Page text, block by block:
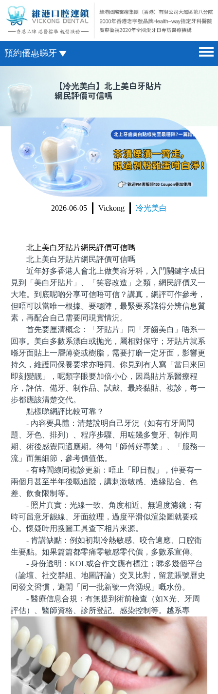
預約優惠睇牙
醫院簡介 hospital introduction
醫生介紹 doctor introduction
醫療新聞 medical news
種植牙 dental implant
箍牙 orthodontics
收費標準 change standard
微信預約
WhatsApp預約
【冷光美白】北上美白牙貼片
網民評價可信嗎
2026-06-05 Vickong 冷光美白
北上美白牙貼片網民評價可信嗎
北上美白牙貼片網民評價可信嗎
近年好多香港人會北上做美容牙科，入門關鍵字成日
見到「美白牙貼片」、「笑容改造」之類，網民評價又一
大堆。到底呢啲分享可信唔可信？講真，網評可作參考，
但唔可以當唯一根據。要穩陣，最緊要系識得分辨信息質
素，再配合自己需要同現實情況。
首先要厘清概念：「牙貼片」同「牙齒美白」唔系一
回事。美白多數系漂白或抛光，屬相對保守；牙貼片就系
喺牙面貼上一層薄瓷或樹脂，需要打磨一定牙面，影響更
持久，維護同保養要求亦唔同。你見到有人寫「當日來回
即刻變靓」，呢類字眼要加倍小心，因爲貼片系醫療程
序，評估、備牙、制作品、試戴、最終黏貼、複診，每一
步都應該清楚交代。
點樣睇網評比較可靠？
- 內容要具體：清楚說明自己牙況（如有冇牙周問
題、牙色、排列）、程序步驟、用咗幾多隻牙、制作周
期、術後感覺同適應期。得句「師傅好專業」、「服務一
流」而無細節，參考價值低。
- 有時間線同複診更新：唔止「即日靓」，仲要有一
兩個月甚至半年後嘅追蹤，講刺激敏感、邊緣貼合、色
差、飲食限制等。
- 照片真實：光線一致、角度相近、無過度濾鏡；有
時可留意牙龈線、牙面紋理，過度平滑似渲染圖就要戒
心。懷疑時用搜圖工具查下相片來源。
- 肯講缺點：例如初期冷熱敏感、咬合適應、口腔衛
生要點。如果篇篇都零痛零敏感零代價，多數系宣傳。
- 身份透明：KOL或合作文應有標注；睇多幾個平台
（論壇、社交群組、地圖評論）交叉比對，留意賬號曆史
同發文習慣，避開「同一批新號一齊湧現」嘅水份。
- 醫療信息合規：有無提到術前檢查（如X光、牙周
評估）、醫師資格、診所登記、感染控制等。越系專